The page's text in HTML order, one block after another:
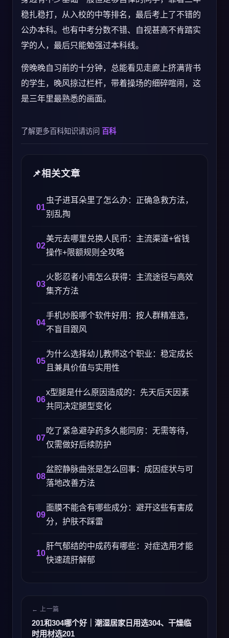
稳扎稳打，从入校的中等排名，最后考上了不错的
公办本科。也有中考分数不错、自视甚高不肯踏实
学的人，最后只能勉强过本科线。
傍晚晚自习前的十分钟，总能看见走廊上挤满背书
的学生，晚风掠过栏杆，带着操场的细碎喧闹，这
是三年里最熟悉的画面。
了解更多百科知识请访问 百科
相关文章
虫子进耳朵里了怎么办：正确急救方法，
别乱掏
美元去哪里兑换人民币：主流渠道+省钱
操作+限额规则全攻略
火影忍者小南怎么获得：主流途径与高效
集齐方法
手机炒股哪个软件好用：按人群精准选，
不盲目跟风
为什么选择幼儿教师这个职业：稳定成长
且兼具价值与实用性
x型腿是什么原因造成的：先天后天因素
共同决定腿型变化
吃了紧急避孕药多久能同房：无需等待，
仅需做好后续防护
盆腔静脉曲张是怎么回事：成因症状与可
落地改善方法
面膜不能含有哪些成分：避开这些有害成
分，护肤不踩雷
肝气郁结的中成药有哪些：对症选用才能
快速疏肝解郁
← 上一篇
201和304哪个好｜潮湿居家日用选304、干燥临
时用材选201